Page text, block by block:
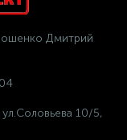
Дмитрий
10/5,